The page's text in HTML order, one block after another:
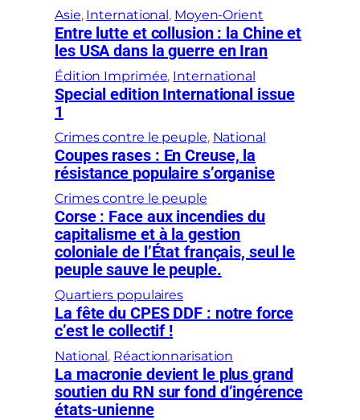
Asie, International, Moyen-Orient
Entre lutte et collusion : la Chine et
les USA dans la guerre en Iran
Édition Imprimée, International
Special edition International issue
1
Crimes contre le peuple, National
Coupes rases : En Creuse, la
résistance populaire s’organise
Crimes contre le peuple
Corse : Face aux incendies du
capitalisme et à la gestion
coloniale de l’État français, seul le
peuple sauve le peuple.
Quartiers populaires
La fête du CPES DDF : notre force
c’est le collectif !
National, Réactionnarisation
La macronie devient le plus grand
soutien du RN sur fond d’ingérence
états-unienne